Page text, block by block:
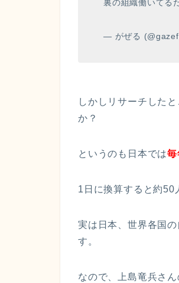
裏の組織働いてる
— がぜる
しかしリサーチした
か？
というのも日本では毎
1日に換算すると約50
実は日本、世界各国
す。
なので、上島竜兵さ